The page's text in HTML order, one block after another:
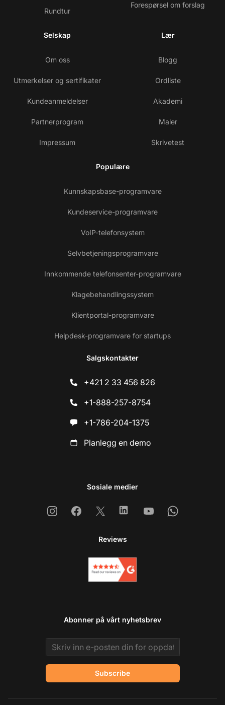
Rundtur
Forespørsel om forslag
Selskap
Om oss
Utmerkelser og sertifikater
Kundeanmeldelser
Partnerprogram
Impressum
Lær
Blogg
Ordliste
Akademi
Maler
Skrivetest
Populære
Kunnskapsbase-programvare
Kundeservice-programvare
VoIP-telefonsystem
Selvbetjeningsprogramvare
Innkommende telefonsenter-programvare
Klagebehandlingssystem
Klientportal-programvare
Helpdesk-programvare for startups
Salgskontakter
+421 2 33 456 826
+1-888-257-8754
+1-786-204-1375
Planlegg en demo
Sosiale medier
InstagramFacebook
X LinkedinYoutubeWhatsapp
Reviews
Abonner på vårt nyhetsbrev
Email address
Subscribe